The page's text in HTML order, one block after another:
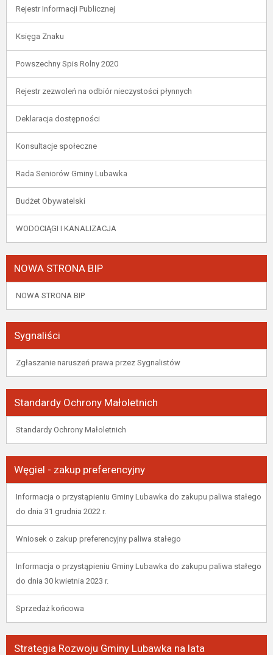
Rejestr Informacji Publicznej
Księga Znaku
Powszechny Spis Rolny 2020
Rejestr zezwoleń na odbiór nieczystości płynnych
Deklaracja dostępności
Konsultacje społeczne
Rada Seniorów Gminy Lubawka
Budżet Obywatelski
WODOCIĄGI I KANALIZACJA
NOWA STRONA BIP
NOWA STRONA BIP
Sygnaliści
Zgłaszanie naruszeń prawa przez Sygnalistów
Standardy Ochrony Małoletnich
Standardy Ochrony Małoletnich
Węgiel - zakup preferencyjny
Informacja o przystąpieniu Gminy Lubawka do zakupu paliwa stałego
do dnia 31 grudnia 2022 r.
Wniosek o zakup preferencyjny paliwa stałego
Informacja o przystąpieniu Gminy Lubawka do zakupu paliwa stałego
do dnia 30 kwietnia 2023 r.
Sprzedaż końcowa
Strategia Rozwoju Gminy Lubawka na lata